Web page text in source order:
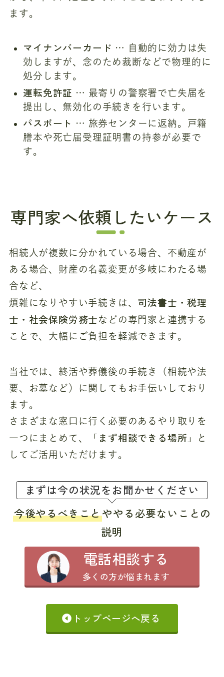
ます。
マイナンバーカード … 自動的に効力は失
効しますが、念のため裁断などで物理的に
処分します。
運転免許証 … 最寄りの警察署で亡失届を
提出し、無効化の手続きを行います。
パスポート
… 旅券センターに返納。戸籍
謄本や死亡届受理証明書の持参が必要で
す。
専門家へ依頼したいケース
相続人が複数に分かれている場合、不動産が
ある場合、財産の名義変更が多岐にわたる場
合など、
煩雑になりやすい手続きは、 司法書士・税理
士・社会保険労務士 などの専門家と連携する
ことで、大幅にご負担を軽減できます。
当社では、終活や葬儀後の手続き（相続や法
要、お墓など）に関してもお手伝いしており
ます。
さまざまな窓口に行く必要のあるやり取りを
一つにまとめて、
「まず相談できる場所」
と
してご活用いただけます。
まずは今の状況をお聞かせください
今後やるべきことややる必要ないことの
説明
電話相談する
多くの方が悩まれます
トップページへ戻る